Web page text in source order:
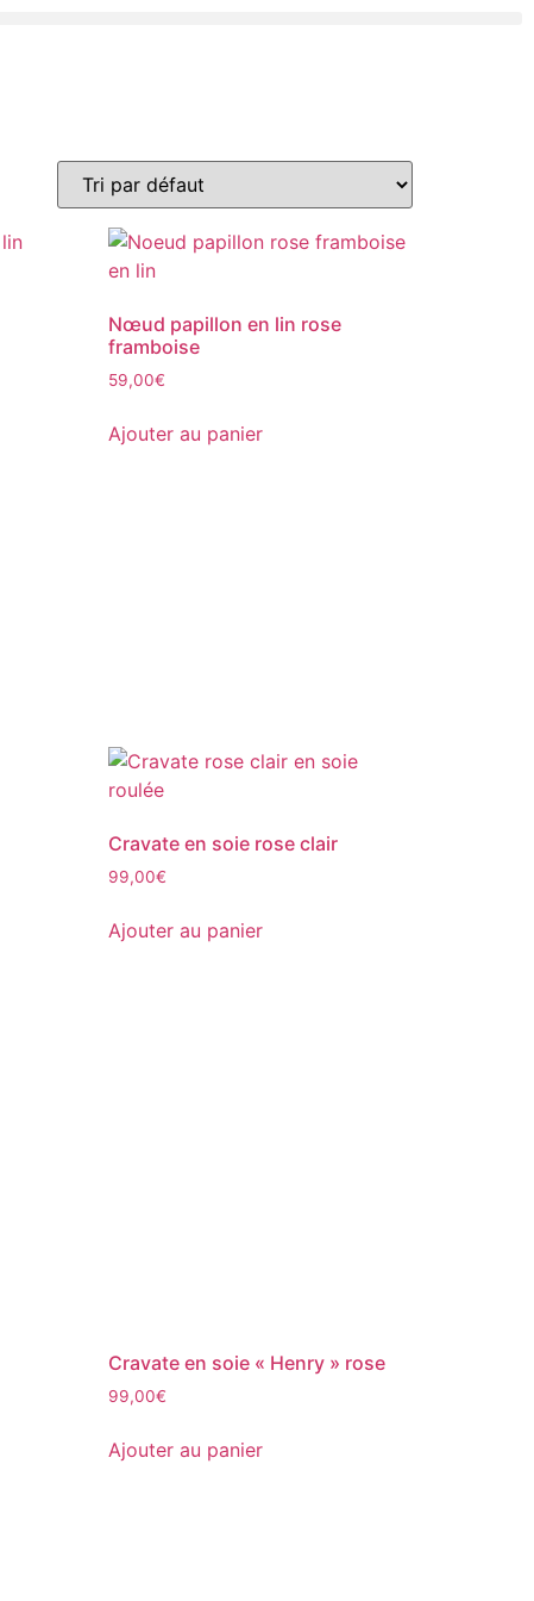
Nœud papillon en lin rose
framboise
59,00€
Ajouter au panier
Cravate en soie rose clair
99,00€
Ajouter au panier
Cravate en soie « Henry » rose
99,00€
Ajouter au panier